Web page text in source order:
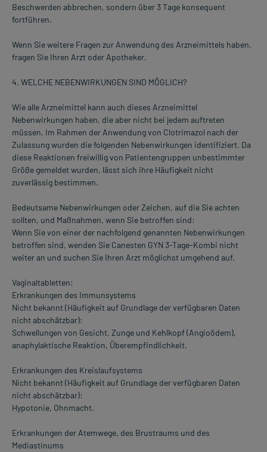
Beschwerden abbrechen, sondern über 3 Tage konsequent
fortführen.
Wenn Sie weitere Fragen zur Anwendung des Arzneimittels haben,
fragen Sie Ihren Arzt oder Apotheker.
4. WELCHE NEBENWIRKUNGEN SIND MÖGLICH?
Wie alle Arzneimittel kann auch dieses Arzneimittel
Nebenwirkungen haben, die aber nicht bei jedem auftreten
müssen. Im Rahmen der Anwendung von Clotrimazol nach der
Zulassung wurden die folgenden Nebenwirkungen identifiziert. Da
diese Reaktionen freiwillig von Patientengruppen unbestimmter
Größe gemeldet wurden, lässt sich ihre Häufigkeit nicht
zuverlässig bestimmen.
Bedeutsame Nebenwirkungen oder Zeichen, auf die Sie achten
sollten, und Maßnahmen, wenn Sie betroffen sind:
Wenn Sie von einer der nachfolgend genannten Nebenwirkungen
betroffen sind, wenden Sie Canesten GYN 3-Tage-Kombi nicht
weiter an und suchen Sie Ihren Arzt möglichst umgehend auf.
Vaginaltabletten:
Erkrankungen des Immunsystems
Nicht bekannt (Häufigkeit auf Grundlage der verfügbaren Daten
nicht abschätzbar):
Schwellungen von Gesicht, Zunge und Kehlkopf (Angioödem),
anaphylaktische Reaktion, Überempfindlichkeit.
Erkrankungen des Kreislaufsystems
Nicht bekannt (Häufigkeit auf Grundlage der verfügbaren Daten
nicht abschätzbar):
Hypotonie, Ohnmacht.
Erkrankungen der Atemwege, des Brustraums und des
Mediastinums